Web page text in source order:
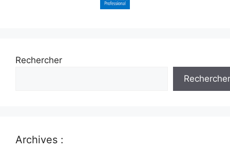
Rechercher
Rechercher
Archives :